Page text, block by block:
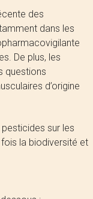
des
dans les
De plus, les
questions
d’origine
sur les
la biodiversité et